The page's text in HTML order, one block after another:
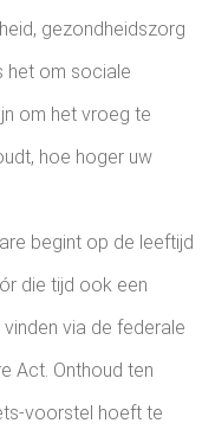
gezondheidszorg
het om sociale
om het vroeg te
hoe hoger uw
begint op de leeftijd
die tijd ook een
via de federale
Act. Onthoud ten
voorstel hoeft te